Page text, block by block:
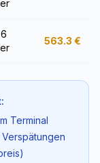
563.3 €
Terminal